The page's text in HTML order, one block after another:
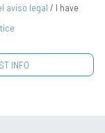
aviso legal / I have